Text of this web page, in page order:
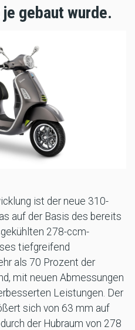
gebaut wurde.
ist der neue 310-
auf der Basis des bereits
278-ccm-
tiefgreifend
als 70 Prozent der
mit neuen Abmessungen
Leistungen. Der
sich von 63 mm auf
der Hubraum von 278